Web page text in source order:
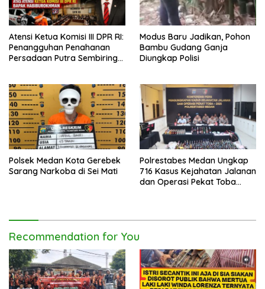
Atensi Ketua Komisi III DPR RI:
Penangguhan Penahanan
Persadaan Putra Sembiring
Modus Baru Jadikan, Pohon
Bambu Gudang Ganja
Diungkap Polisi
Polsek Medan Kota Gerebek
Sarang Narkoba di Sei Mati
Polrestabes Medan Ungkap
716 Kasus Kejahatan Jalanan
dan Operasi Pekat Toba
Recommendation for You